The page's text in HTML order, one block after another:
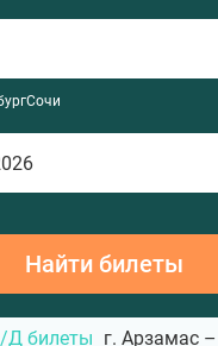
Сочи
Найти билеты
билеты г. Арзамас